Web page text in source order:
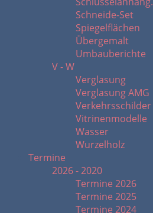
Schneide-Set
Spiegelflächen
Übergemalt
Umbauberichte
V - W
Verglasung
Verglasung AMG
Verkehrsschilder
Vitrinenmodelle
Wasser
Wurzelholz
Termine
2026 - 2020
Termine 2026
Termine 2025
Termine 2024